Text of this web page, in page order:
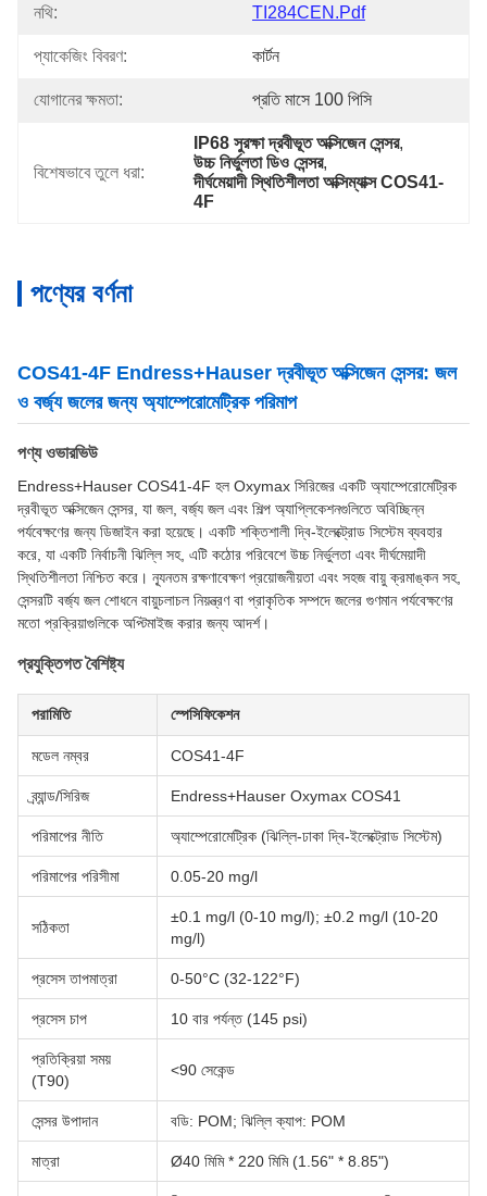
নথি: TI284CEN.pdf
প্যাকেজিং বিবরণ: কার্টন
যোগানের ক্ষমতা: প্রতি মাসে 100 পিসি
বিশেষভাবে তুলে ধরা:
IP68 সুরক্ষা দ্রবীভূত অক্সিজেন সেন্সর,
উচ্চ নির্ভুলতা ডিও সেন্সর,
দীর্ঘমেয়াদী স্থিতিশীলতা অক্সিম্যাক্স COS41-
4F
পণ্যের বর্ণনা
COS41-4F Endress+Hauser দ্রবীভূত অক্সিজেন সেন্সর: জল
ও বর্জ্য জলের জন্য অ্যাম্পেরোমেট্রিক পরিমাপ
পণ্য ওভারভিউ
Endress+Hauser COS41-4F হল Oxymax সিরিজের একটি অ্যাম্পেরোমেট্রিক
দ্রবীভূত অক্সিজেন সেন্সর, যা জল, বর্জ্য জল এবং শিল্প অ্যাপ্লিকেশনগুলিতে অবিচ্ছিন্ন
পর্যবেক্ষণের জন্য ডিজাইন করা হয়েছে। একটি শক্তিশালী দ্বি-ইলেক্ট্রোড সিস্টেম ব্যবহার
করে, যা একটি নির্বাচনী ঝিল্লি সহ, এটি কঠোর পরিবেশে উচ্চ নির্ভুলতা এবং দীর্ঘমেয়াদী
স্থিতিশীলতা নিশ্চিত করে। ন্যূনতম রক্ষণাবেক্ষণ প্রয়োজনীয়তা এবং সহজ বায়ু ক্রমাঙ্কন সহ,
সেন্সরটি বর্জ্য জল শোধনে বায়ুচলাচল নিয়ন্ত্রণ বা প্রাকৃতিক সম্পদে জলের গুণমান পর্যবেক্ষণের
মতো প্রক্রিয়াগুলিকে অপ্টিমাইজ করার জন্য আদর্শ।
প্রযুক্তিগত বৈশিষ্ট্য
পরামিতি স্পেসিফিকেশন
মডেল নম্বর COS41-4F
ব্র্যান্ড/সিরিজ Endress+Hauser Oxymax COS41
পরিমাপের নীতি অ্যাম্পেরোমেট্রিক (ঝিল্লি-ঢাকা দ্বি-ইলেক্ট্রোড সিস্টেম)
পরিমাপের পরিসীমা 0.05-20 mg/l
সঠিকতা
±0.1 mg/l (0-10 mg/l); ±0.2 mg/l (10-20
mg/l)
প্রসেস তাপমাত্রা 0-50°C (32-122°F)
প্রসেস চাপ 10 বার পর্যন্ত (145 psi)
প্রতিক্রিয়া সময়
(T90)
<90 সেকেন্ড
সেন্সর উপাদান বডি: POM; ঝিল্লি ক্যাপ: POM
মাত্রা Ø40 মিমি * 220 মিমি (1.56" * 8.85")